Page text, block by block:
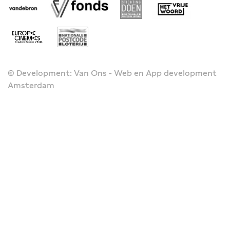
© Development: Van Ons - Web en App development
Amsterdam